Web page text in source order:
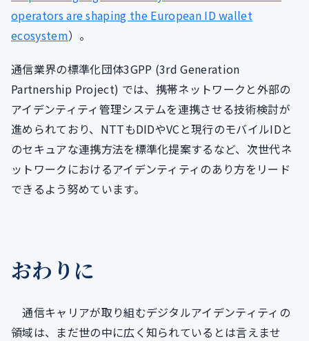
operators are shaping the European ID wallet
ecosystem）。
通信業界の標準化団体3GPP (3rd Generation
Partnership Project) では、携帯ネットワークと外部の
アイデンティティ管理システムを連携させる技術検討が
進められており、NTTもDIDやVCと現行のモバイルIDと
のセキュアな連携方法を標準化提案するなど、次世代ネ
ットワークにおけるアイデンティティのあり方をリード
できるよう努めています。
おわりに
通信キャリアが取り組むデジタルアイデンティティの
領域は、まだ世の中に広く知られているとは言えませ